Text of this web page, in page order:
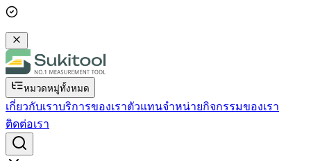
หมวดหมู่ทั้งหมด
เกี่ยวกับเราบริการของเราตัวแทนจำหน่ายกิจกรรมของเรา
ติดต่อเรา